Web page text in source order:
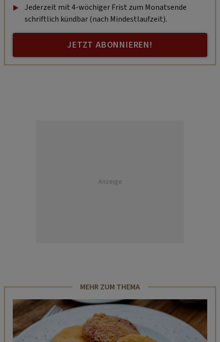
Jederzeit mit 4-wöchiger Frist zum Monatsende
schriftlich kündbar (nach Mindestlaufzeit).
JETZT ABONNIEREN!
Anzeige
MEHR ZUM THEMA